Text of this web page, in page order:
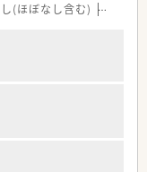
加え、レセプト業務や
の幅広い業務を担いま
様からの健康相談に
献する役割も期待され
、一般的な調剤薬局で
の知識を学べる環境
(ほぼなし含む) 車通勤